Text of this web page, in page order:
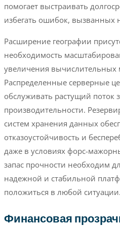
помогает выстраивать
избегать ошибок, вызванных
Расширение географии
необходимость
увеличения вычислительных
Распределенные серверные
обслуживать растущий поток
производительности.
систем хранения данных
отказоустойчивость и
даже в условиях форс-
запас прочности необходим
надежной и стабильной
положиться в любой ситуации.
Финансовая